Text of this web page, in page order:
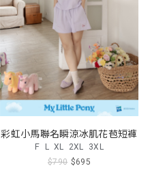
彩虹小馬聯名瞬涼冰肌花苞短褲
F L XL 2XL 3XL
$790 $695